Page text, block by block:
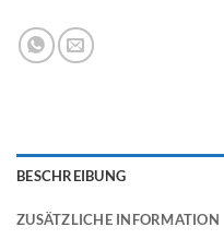
BESCHREIBUNG
ZUSÄTZLICHE INFORMATION